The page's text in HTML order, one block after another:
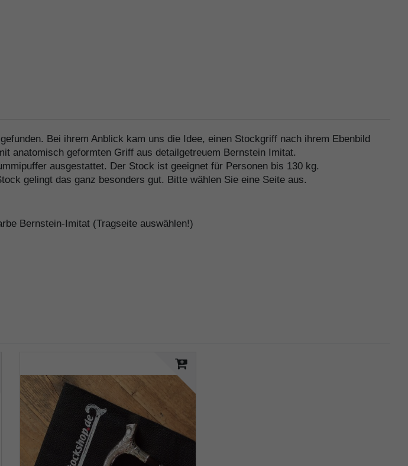
Bei ihrem Anblick kam uns die Idee, einen Stockgriff nach ihrem Ebenbild
anatomisch geformten Griff aus detailgetreuem Bernstein Imitat.
ausgestattet. Der Stock ist geeignet für Personen bis 130 kg.
gelingt das ganz besonders gut. Bitte wählen Sie eine Seite aus.
Bernstein-Imitat (Tragseite auswählen!)